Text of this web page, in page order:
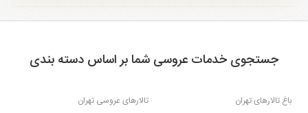
جستجوی خدمات عروسی شما بر اساس دسته بندی
باغ تالارهای تهران
تالارهای عروسی تهران